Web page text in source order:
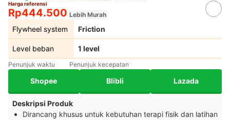
Harga referensi
Rp444.500 Lebih Murah
Flywheel system Friction
Level beban 1 level
Penunjuk waktu Penunjuk kecepatan
Shopee Blibli Lazada
Deskripsi Produk
Dirancang khusus untuk kebutuhan terapi fisik dan latihan